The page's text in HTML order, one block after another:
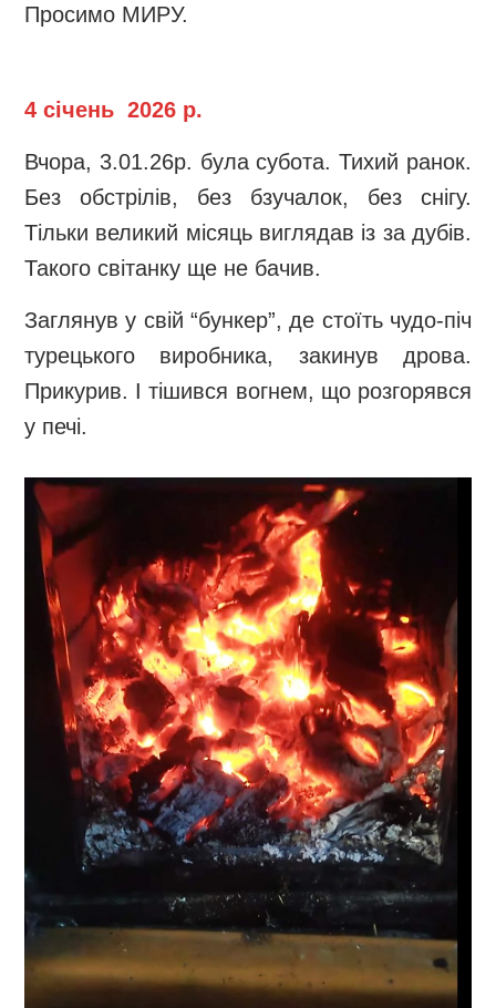
Просимо МИРУ.
4 січень 2026 р.
Вчора, 3.01.26р. була субота. Тихий ранок.
Без обстрілів, без бзучалок, без снігу.
Тільки великий місяць виглядав із за дубів.
Такого світанку ще не бачив.
Заглянув у свій “бункер”, де стоїть чудо-піч
турецького виробника, закинув дрова.
Прикурив. І тішився вогнем, що розгорявся
у печі.